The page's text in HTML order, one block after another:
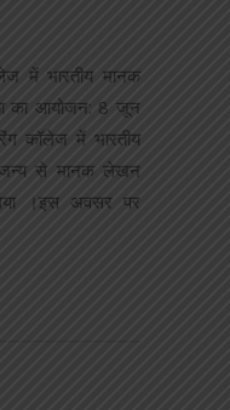
में भारतीय मानक
का आयोजन: 8 जून
कॉलेज में भारतीय
से मानक लेखन
।इस अवसर पर